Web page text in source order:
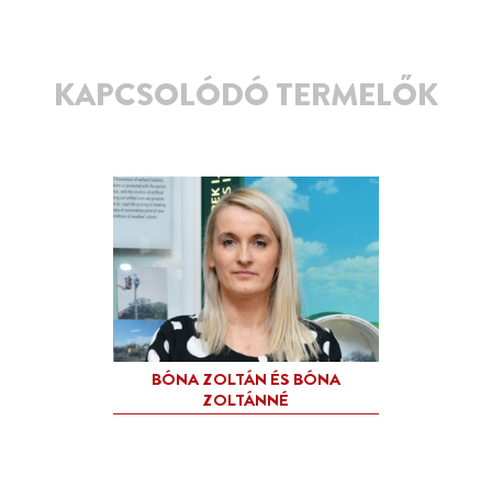
KAPCSOLÓDÓ TERMELŐK